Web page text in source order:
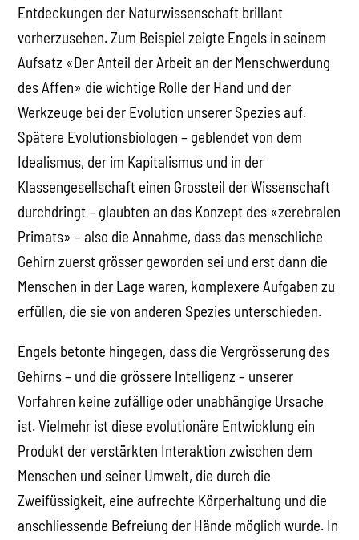
Entdeckungen der Naturwissenschaft brillant
vorherzusehen. Zum Beispiel zeigte Engels in seinem
Aufsatz «Der Anteil der Arbeit an der Menschwerdung
des Affen» die wichtige Rolle der Hand und der
Werkzeuge bei der Evolution unserer Spezies auf.
Spätere Evolutionsbiologen – geblendet von dem
Idealismus, der im Kapitalismus und in der
Klassengesellschaft einen Grossteil der Wissenschaft
durchdringt – glaubten an das Konzept des «zerebralen
Primats» – also die Annahme, dass das menschliche
Gehirn zuerst grösser geworden sei und erst dann die
Menschen in der Lage waren, komplexere Aufgaben zu
erfüllen, die sie von anderen Spezies unterschieden.
Engels betonte hingegen, dass die Vergrösserung des
Gehirns – und die grössere Intelligenz – unserer
Vorfahren keine zufällige oder unabhängige Ursache
ist. Vielmehr ist diese evolutionäre Entwicklung ein
Produkt der verstärkten Interaktion zwischen dem
Menschen und seiner Umwelt, die durch die
Zweifüssigkeit, eine aufrechte Körperhaltung und die
anschliessende Befreiung der Hände möglich wurde. In